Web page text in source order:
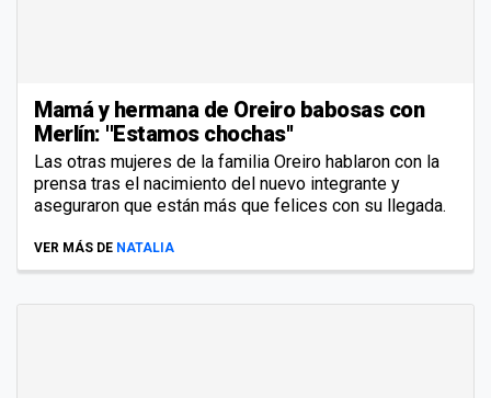
Mamá y hermana de Oreiro babosas con
Merlín: ''Estamos chochas''
Las otras mujeres de la familia Oreiro hablaron con la
prensa tras el nacimiento del nuevo integrante y
aseguraron que están más que felices con su llegada.
VER MÁS DE NATALIA